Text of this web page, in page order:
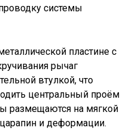
системы
пластине с
рычаг
втулкой, что
центральный проём
размещаются на мягкой
и деформации.